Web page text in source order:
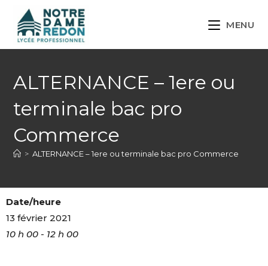
MENU
ALTERNANCE – 1ere ou
terminale bac pro
Commerce
> ALTERNANCE – 1ere ou terminale bac pro Commerce
Date/heure
13 février 2021
10 h 00 - 12 h 00